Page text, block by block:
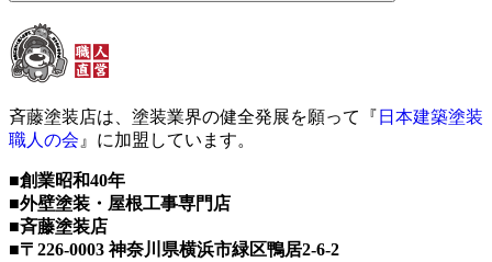
斉藤塗装店は、塗装業界の健全発展を願って『 日本建築塗装
職人の会 』に加盟しています。
■創業昭和40年
■外壁塗装・屋根工事専門店
■斉藤塗装店
■〒226-0003 神奈川県横浜市緑区鴨居2-6-2